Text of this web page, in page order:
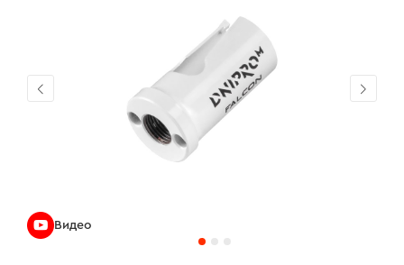
Видео